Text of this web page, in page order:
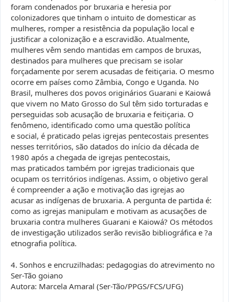
foram condenados por bruxaria e heresia por
colonizadores que tinham o intuito de domesticar as
mulheres, romper a resistência da população local e
justificar a colonização e a escravidão. Atualmente,
mulheres vêm sendo mantidas em campos de bruxas,
destinados para mulheres que precisam se isolar
forçadamente por serem acusadas de feitiçaria. O mesmo
ocorre em países como Zâmbia, Congo e Uganda. No
Brasil, mulheres dos povos originários Guarani e Kaiowá
que vivem no Mato Grosso do Sul têm sido torturadas e
perseguidas sob acusação de bruxaria e feitiçaria. O
fenômeno, identificado como uma questão política
e social, é praticado pelas igrejas pentecostais presentes
nesses territórios, são datados do início da década de
1980 após a chegada de igrejas pentecostais,
mas praticados também por igrejas tradicionais que
ocupam os territórios indígenas. Assim, o objetivo geral
é compreender a ação e motivação das igrejas ao
acusar as indígenas de bruxaria. A pergunta de partida é:
como as igrejas manipulam e motivam as acusações de
bruxaria contra mulheres Guarani e Kaiowá? Os métodos
de investigação utilizados serão revisão bibliográfica e ?a
etnografia política.
4. Sonhos e encruzilhadas: pedagogias do atrevimento no
Ser-Tão goiano
Autora: Marcela Amaral (Ser-Tão/PPGS/FCS/UFG)